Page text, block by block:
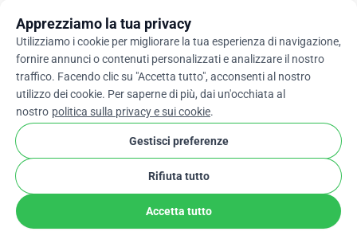
7 Utili Idee Di Beneficenza Per Il Ramadan Per
Iniziare A Fare Beneficenza Nel Ramadan
Apprezziamo la tua privacy
Utilizziamo i cookie per migliorare la tua esperienza di navigazione,
fornire annunci o contenuti personalizzati e analizzare il nostro
traffico. Facendo clic su "Accetta tutto", acconsenti al nostro
utilizzo dei cookie. Per saperne di più, dai un'occhiata al
nostro politica sulla privacy e sui cookie.
Gestisci preferenze
Rifiuta tutto
Accetta tutto